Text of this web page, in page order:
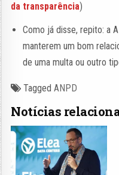
da transparência)
Como já disse, repito: a
manterem um bom
de uma multa ou outro
TaggedANPD
Notícias